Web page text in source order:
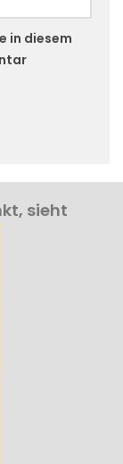
in diesem
sieht